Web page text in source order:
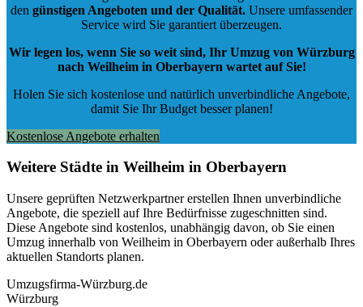
den günstigen Angeboten und der Qualität. Unsere umfassender
Service wird Sie garantiert überzeugen.
Wir legen los, wenn Sie so weit sind, Ihr Umzug von Würzburg
nach Weilheim in Oberbayern wartet auf Sie!
Holen Sie sich kostenlose und natürlich unverbindliche Angebote,
damit Sie Ihr Budget besser planen!
Kostenlose Angebote erhalten
Weitere Städte in Weilheim in Oberbayern
Unsere geprüften Netzwerkpartner erstellen Ihnen unverbindliche
Angebote, die speziell auf Ihre Bedürfnisse zugeschnitten sind.
Diese Angebote sind kostenlos, unabhängig davon, ob Sie einen
Umzug innerhalb von Weilheim in Oberbayern oder außerhalb Ihres
aktuellen Standorts planen.
Umzugsfirma-Würzburg.de
Würzburg